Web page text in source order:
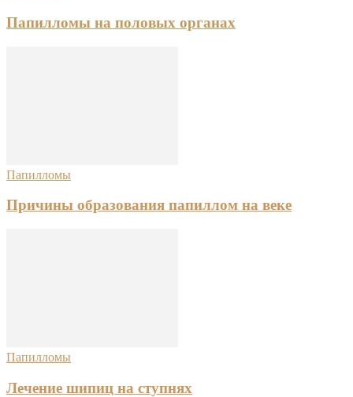
Папилломы на половых органах
Папилломы
Причины образования папиллом на веке
Папилломы
Лечение шипиц на ступнях